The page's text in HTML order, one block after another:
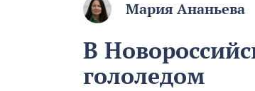
Мария Ананьева
В
гололедом